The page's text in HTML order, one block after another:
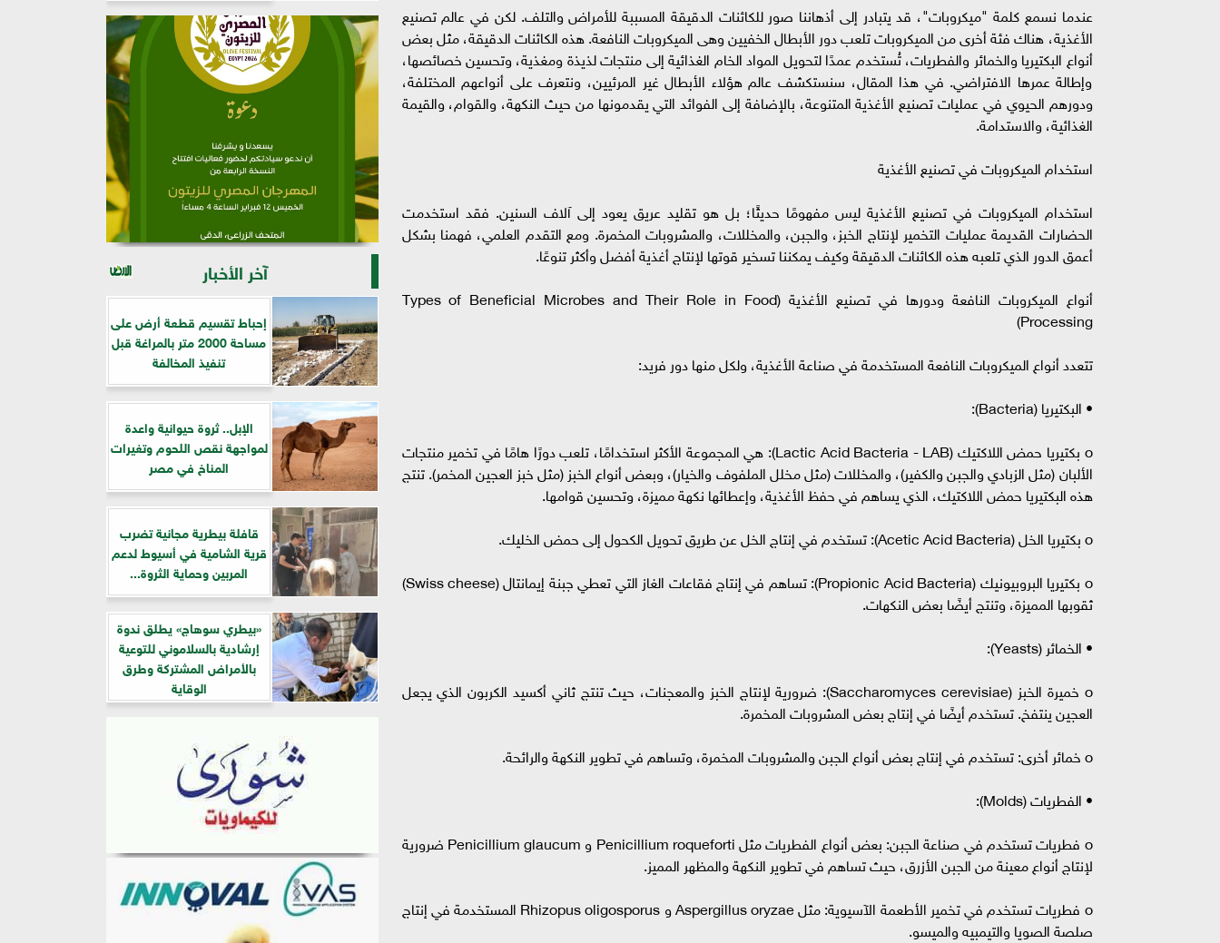
عندما نسمع كلمة "ميكروبات"، قد يتبادر إلى أذهاننا صور للكائنات الدقيقة المسببة للأمراض والتلف. لكن في عالم تصنيع
الأغذية، هناك فئة أخرى من الميكروبات تلعب دور الأبطال الخفيين وهى الميكروبات النافعة. هذه الكائنات الدقيقة، مثل بعض
أنواع البكتيريا والخمائر والفطريات، تُستخدم عمدًا لتحويل المواد الخام الغذائية إلى منتجات لذيذة ومغذية، وتحسين خصائصها،
وإطالة عمرها الافتراضي. في هذا المقال، سنستكشف عالم هؤلاء الأبطال غير المرئيين، ونتعرف على أنواعهم المختلفة،
ودورهم الحيوي في عمليات تصنيع الأغذية المتنوعة، بالإضافة إلى الفوائد التي يقدمونها من حيث النكهة، والقوام، والقيمة
الغذائية، والاستدامة.
استخدام الميكروبات في تصنيع الأغذية
استخدام الميكروبات في تصنيع الأغذية ليس مفهومًا حديثًا؛ بل هو تقليد عريق يعود إلى آلاف السنين. فقد استخدمت
الحضارات القديمة عمليات التخمير لإنتاج الخبز، والجبن، والمخللات، والمشروبات المخمرة. ومع التقدم العلمي، فهمنا بشكل
أعمق الدور الذي تلعبه هذه الكائنات الدقيقة وكيف يمكننا تسخير قوتها لإنتاج أغذية أفضل وأكثر تنوعًا.
أنواع الميكروبات النافعة ودورها في تصنيع الأغذية (Types of Beneficial Microbes and Their Role in Food
Processing)
تتعدد أنواع الميكروبات النافعة المستخدمة في صناعة الأغذية، ولكل منها دور فريد:
• البكتيريا (Bacteria):
o بكتيريا حمض اللاكتيك (Lactic Acid Bacteria - LAB): هي المجموعة الأكثر استخدامًا، تلعب دورًا هامًا في تخمير منتجات
الألبان (مثل الزبادي والجبن والكفير)، والمخللات (مثل مخلل الملفوف والخيار)، وبعض أنواع الخبز (مثل خبز العجين المخمر). تنتج
هذه البكتيريا حمض اللاكتيك، الذي يساهم في حفظ الأغذية، وإعطائها نكهة مميزة، وتحسين قوامها.
o بكتيريا الخل (Acetic Acid Bacteria): تستخدم في إنتاج الخل عن طريق تحويل الكحول إلى حمض الخليك.
o بكتيريا البروبيونيك (Propionic Acid Bacteria): تساهم في إنتاج فقاعات الغاز التي تعطي جبنة إيمانتال (Swiss cheese)
ثقوبها المميزة، وتنتج أيضًا بعض النكهات.
• الخمائر (Yeasts):
o خميرة الخبز (Saccharomyces cerevisiae): ضرورية لإنتاج الخبز والمعجنات، حيث تنتج ثاني أكسيد الكربون الذي يجعل
العجين ينتفخ. تستخدم أيضًا في إنتاج بعض المشروبات المخمرة.
o خمائر أخرى: تستخدم في إنتاج بعض أنواع الجبن والمشروبات المخمرة، وتساهم في تطوير النكهة والرائحة.
• الفطريات (Molds):
o فطريات تستخدم في صناعة الجبن: بعض أنواع الفطريات مثل Penicillium roqueforti و Penicillium glaucum ضرورية
لإنتاج أنواع معينة من الجبن الأزرق، حيث تساهم في تطوير النكهة والمظهر المميز.
o فطريات تستخدم في تخمير الأطعمة الآسيوية: مثل Aspergillus oryzae و Rhizopus oligosporus المستخدمة في إنتاج
صلصة الصويا والتيمبيه والميسو.
آخر الأخبار
إحباط تقسيم قطعة أرض على
مساحة 2000 متر بالمراغة قبل
تنفيذ المخالفة
الإبل.. ثروة حيوانية واعدة
لمواجهة نقص اللحوم وتغيرات
المناخ في مصر
قافلة بيطرية مجانية تضرب
قرية الشامية في أسيوط لدعم
المربين وحماية الثروة...
«بيطري سوهاج» يطلق ندوة
إرشادية بالسلاموني للتوعية
بالأمراض المشتركة وطرق
الوقاية